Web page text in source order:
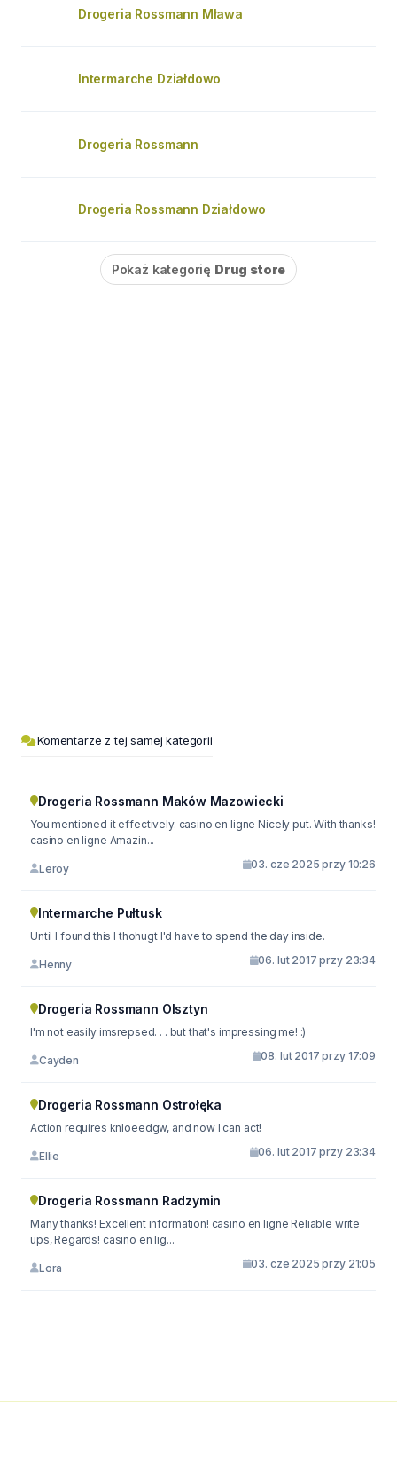
Drogeria Rossmann Mława
Intermarche Działdowo
Drogeria Rossmann
Drogeria Rossmann Działdowo
Pokaż kategorię Drug store
Komentarze z tej samej kategorii
Drogeria Rossmann Maków Mazowiecki
You mentioned it effectively. casino en ligne Nicely put. With thanks!
casino en ligne Amazin...
Leroy 03. cze 2025 przy 10:26
Intermarche Pułtusk
Until I found this I thohugt I'd have to spend the day inside.
Henny 06. lut 2017 przy 23:34
Drogeria Rossmann Olsztyn
I'm not easily imsrepsed. . . but that's impressing me! :)
Cayden 08. lut 2017 przy 17:09
Drogeria Rossmann Ostrołęka
Action requires knloeedgw, and now I can act!
Ellie 06. lut 2017 przy 23:34
Drogeria Rossmann Radzymin
Many thanks! Excellent information! casino en ligne Reliable write
ups, Regards! casino en lig...
Lora 03. cze 2025 przy 21:05